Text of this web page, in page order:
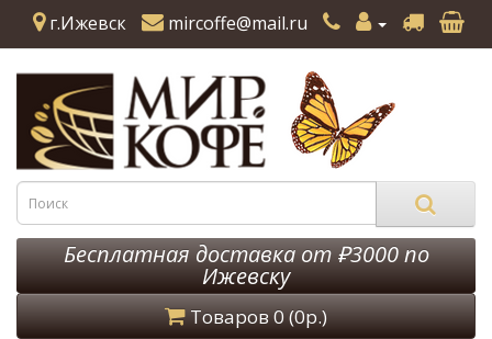
г.Ижевск mircoffe@mail.ru
Бесплатная доставка от ₽3000 по
Ижевску
Товаров 0 (0р.)